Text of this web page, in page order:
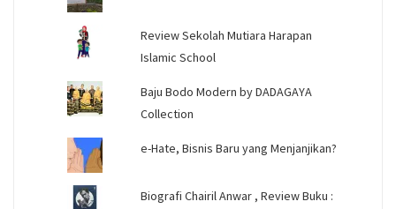
Review Sekolah Mutiara Harapan
Islamic School
Baju Bodo Modern by DADAGAYA
Collection
e-Hate, Bisnis Baru yang Menjanjikan?
Biografi Chairil Anwar , Review Buku :